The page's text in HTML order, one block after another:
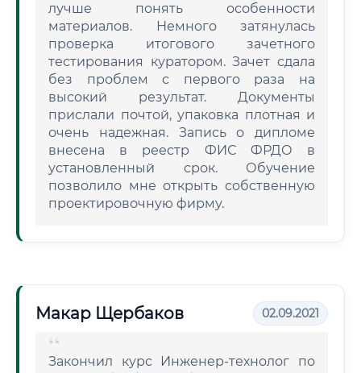
лучше понять особенности
материалов. Немного затянулась
проверка итогового зачетного
тестирования куратором. Зачет сдала
без проблем с первого раза на
высокий результат. Документы
прислали почтой, упаковка плотная и
очень надежная. Запись о дипломе
внесена в реестр ФИС ФРДО в
установленный срок. Обучение
позволило мне открыть собственную
проектировочную фирму.
Макар Щербаков 02.09.2021
Закончил курс Инженер-технолог по